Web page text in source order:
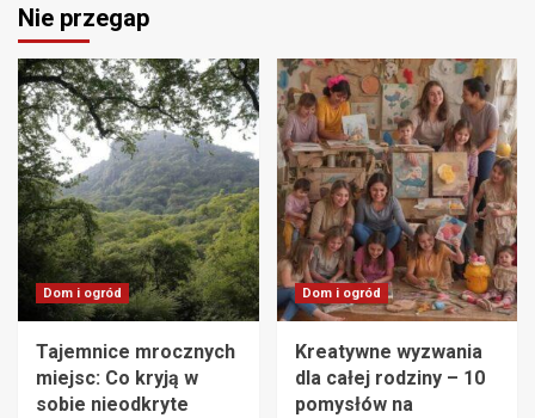
Nie przegap
Dom i ogród
Tajemnice mrocznych
miejsc: Co kryją w
sobie nieodkryte
Dom i ogród
Kreatywne wyzwania
dla całej rodziny – 10
pomysłów na